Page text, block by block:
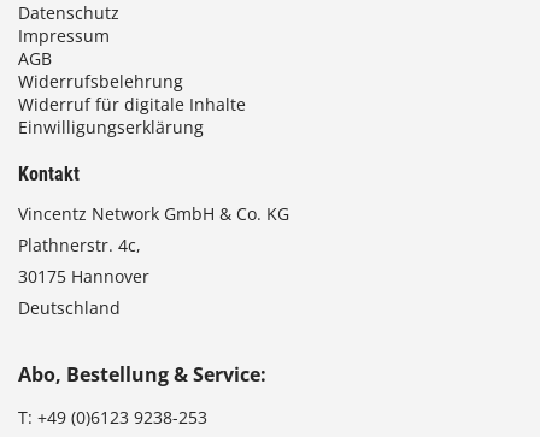
Datenschutz
Impressum
AGB
Widerrufsbelehrung
Widerruf für digitale Inhalte
Einwilligungserklärung
Kontakt
Vincentz Network GmbH & Co. KG
Plathnerstr. 4c,
30175 Hannover
Deutschland
Abo, Bestellung & Service:
T: +49 (0)6123 9238-253